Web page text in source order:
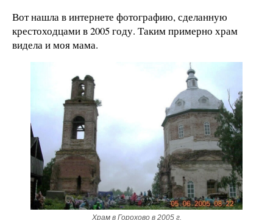
Вот нашла в интернете фотографию, сделанную
крестоходцами в 2005 году. Таким примерно храм
видела и моя мама.
Храм в Горохово в 2005 г.